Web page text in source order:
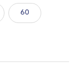
60